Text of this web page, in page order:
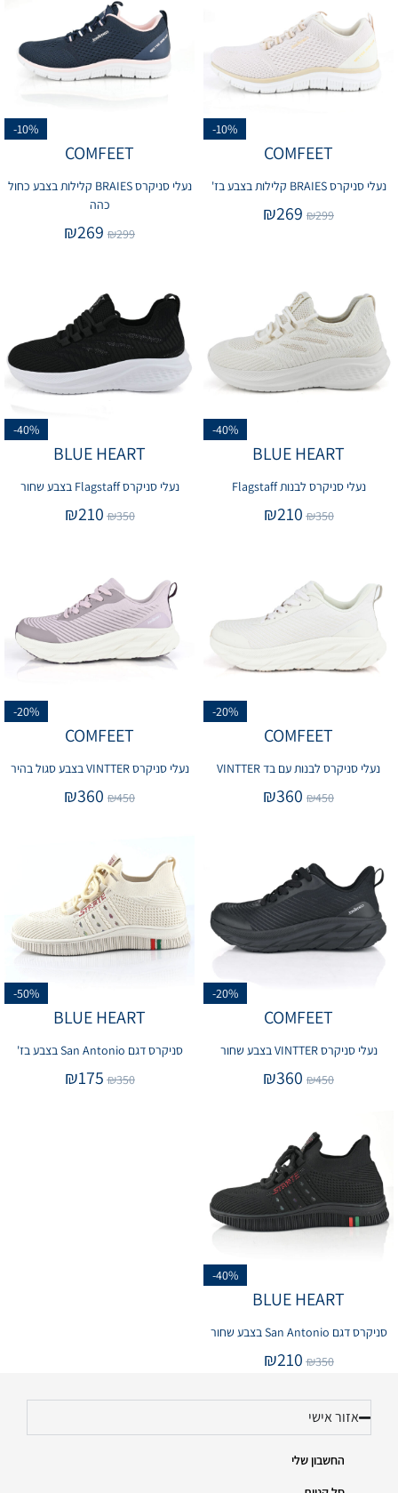
-10%
COMFEET
נעלי סניקרס BRAIES קלילות בצבע בז'
₪299
₪269
-10%
COMFEET
נעלי סניקרס BRAIES קלילות בצבע כחול
כהה
₪299
₪269
-40%
BLUE HEART
נעלי סניקרס לבנות Flagstaff
₪350
₪210
-40%
BLUE HEART
נעלי סניקרס Flagstaff בצבע שחור
₪350
₪210
-20%
COMFEET
נעלי סניקרס לבנות עם בד VINTTER
₪450
₪360
-20%
COMFEET
נעלי סניקרס VINTTER בצבע סגול בהיר
₪450
₪360
-20%
COMFEET
נעלי סניקרס VINTTER בצבע שחור
₪450
₪360
-50%
BLUE HEART
סניקרס דגם San Antonio בצבע בז'
₪350
₪175
-40%
BLUE HEART
סניקרס דגם San Antonio בצבע שחור
₪350
₪210
אזור אישי
החשבון שלי